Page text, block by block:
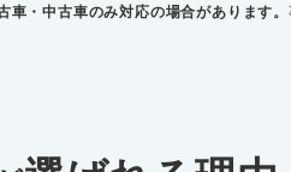
車・中古車のみ対応の場合があります。